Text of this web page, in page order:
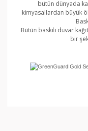
bütün dünyada
kimyasallardan büyük
Bütün baskılı duvar
bir